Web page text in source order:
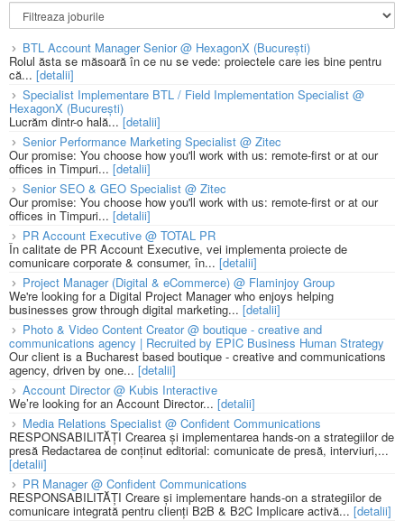
BTL Account Manager Senior @ HexagonX (București)
Rolul ăsta se măsoară în ce nu se vede: proiectele care ies bine pentru
că... [detalii]
Specialist Implementare BTL / Field Implementation Specialist @
HexagonX (București)
Lucrăm dintr-o hală...[detalii]
Senior Performance Marketing Specialist @ Zitec
Our promise: You choose how you'll work with us: remote-first or at our
offices in Timpuri... [detalii]
Senior SEO & GEO Specialist @ Zitec
Our promise: You choose how you'll work with us: remote-first or at our
offices in Timpuri... [detalii]
PR Account Executive @ TOTAL PR
În calitate de PR Account Executive, vei implementa proiecte de
comunicare corporate & consumer, în... [detalii]
Project Manager (Digital & eCommerce) @ Flaminjoy Group
We're looking for a Digital Project Manager who enjoys helping
businesses grow through digital marketing... [detalii]
Photo & Video Content Creator @ boutique - creative and
communications agency | Recruited by EPIC Business Human Strategy
Our client is a Bucharest based boutique - creative and communications
agency, driven by one... [detalii]
Account Director @ Kubis Interactive
We’re looking for an Account Director... [detalii]
Media Relations Specialist @ Confident Communications
RESPONSABILITĂȚI Crearea și implementarea hands-on a strategiilor de
presă Redactarea de conținut editorial: comunicate de presă, interviuri,...
[detalii]
PR Manager @ Confident Communications
RESPONSABILITĂȚI Creare și implementare hands-on a strategiilor de
comunicare integrată pentru clienți B2B & B2C Implicare activă... [detalii]